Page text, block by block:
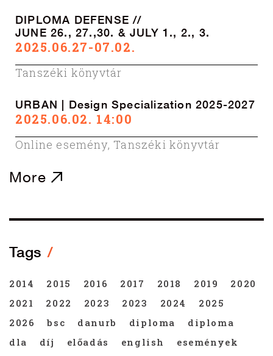
DIPLOMA DEFENSE //
JUNE 26., 27.,30. & JULY 1., 2., 3.
2025.06.27-07.02.
Tanszéki könyvtár
URBAN | Design Specialization 2025-2027
2025.06.02. 14:00
Online esemény, Tanszéki könyvtár
More
Tags
2014 2015 2016 2017 2018 2019
2020
2021
2022 2023 2023 2024
2025
2026
bsc danurb diploma
diploma
dla
díj előadás english
események